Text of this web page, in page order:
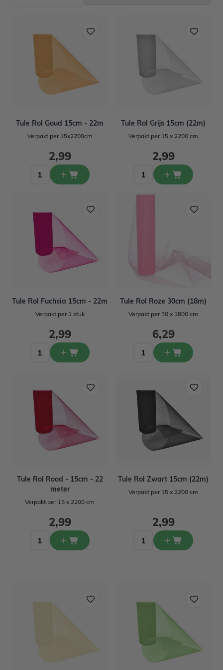
Tule Rol Goud 15cm - 22m
Verpakt per 15x2200cm
2,99
Tule Rol Grijs 15cm (22m)
Verpakt per 15 x 2200 cm
2,99
Tule Rol Fuchsia 15cm - 22m
Verpakt per 1 stuk
2,99
Tule Rol Roze 30cm (18m)
Verpakt per 30 x 1800 cm
6,29
Tule Rol Rood - 15cm - 22
meter
Verpakt per 15 x 2200 cm
2,99
Tule Rol Zwart 15cm (22m)
Verpakt per 15 x 2200 cm
2,99